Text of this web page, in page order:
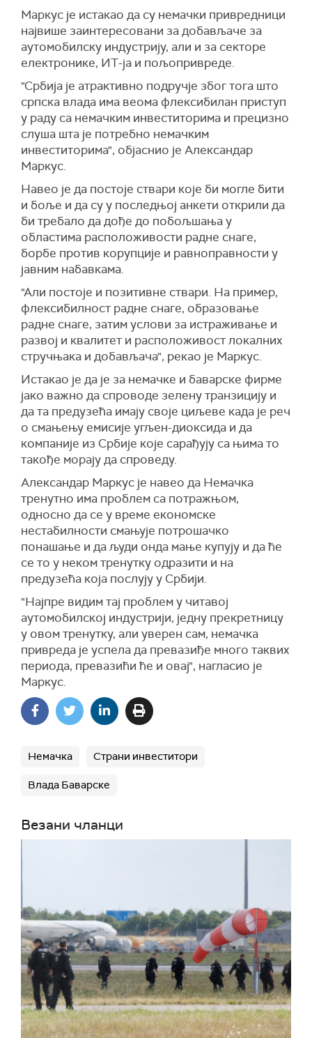
Маркус је истакао да су немачки привредници
највише заинтересовани за добављаче за
аутомобилску индустрију, али и за секторе
електронике, ИТ-ја и пољопривреде.
"Србија је атрактивно подручје због тога што
српска влада има веома флексибилан приступ
у раду са немачким инвеститорима и прецизно
слуша шта је потребно немачким
инвеститорима", објаснио је Александар
Маркус.
Навео је да постоје ствари које би могле бити
и боље и да су у последњој анкети открили да
би требало да дође до побољшања у
областима расположивости радне снаге,
борбе против корупције и равноправности у
јавним набавкама.
"Али постоје и позитивне ствари. На пример,
флексибилност радне снаге, образовање
радне снаге, затим услови за истраживање и
развој и квалитет и расположивост локалних
стручњака и добављача", рекао је Маркус.
Истакао је да је за немачке и баварске фирме
јако важно да спроводе зелену транзицију и
да та предузећа имају своје циљеве када је реч
о смањењу емисије угљен-диоксида и да
компаније из Србије које сарађују са њима то
такође морају да спроведу.
Александар Маркус је навео да Немачка
тренутно има проблем са потражњом,
односно да се у време економске
нестабилности смањује потрошачко
понашање и да људи онда мање купују и да ће
се то у неком тренутку одразити и на
предузећа која послују у Србији.
"Најпре видим тај проблем у читавој
аутомобилској индустрији, једну прекретницу
у овом тренутку, али уверен сам, немачка
привреда је успела да превазиђе много таквих
периода, превазићи ће и овај", нагласио је
Маркус.
Немачка Страни инвеститори
Влада Баварске
Везани чланци